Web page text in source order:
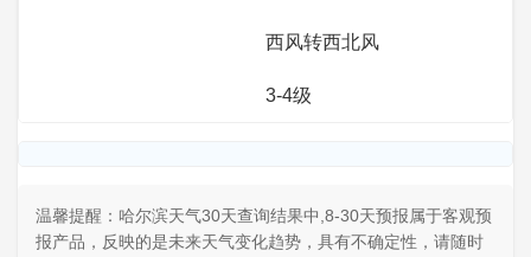
西风转西北风
3-4级
温馨提醒：哈尔滨天气30天查询结果中,8-30天预报属于客观预
报产品，反映的是未来天气变化趋势，具有不确定性，请随时